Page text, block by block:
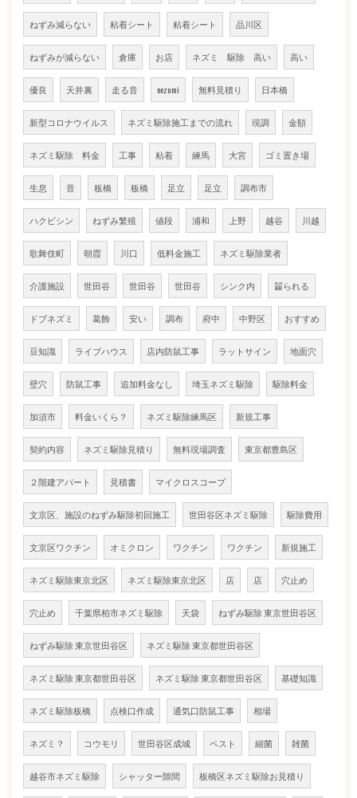
ねずみ減らない 粘着シート 粘着シート 品川区
ねずみが減らない 倉庫 お店 ネズミ 駆除 高い 高い
優良 天井裏 走る音 nezumi 無料見積り 日本橋
新型コロナウイルス ネズミ駆除施工までの流れ 現調 金額
ネズミ駆除 料金 工事 粘着 練馬 大宮 ゴミ置き場
生息 音 板橋 板橋 足立 足立 調布市
ハクビシン ねずみ繁殖 値段 浦和 上野 越谷 川越
歌舞伎町 朝霞 川口 低料金施工 ネズミ駆除業者
介護施設 世田谷 世田谷 世田谷 シンク内 齧られる
ドブネズミ 葛飾 安い 調布 府中 中野区 おすすめ
豆知識 ライブハウス 店内防鼠工事 ラットサイン 地面穴
壁穴 防鼠工事 追加料金なし 埼玉ネズミ駆除 駆除料金
加須市 料金いくら？ ネズミ駆除練馬区 新規工事
契約内容 ネズミ駆除見積り 無料現場調査 東京都豊島区
２階建アパート 見積書 マイクロスコープ
文京区、施設のねずみ駆除初回施工 世田谷区ネズミ駆除 駆除費用
文京区ワクチン オミクロン ワクチン ワクチン 新規施工
ネズミ駆除東京北区 ネズミ駆除東京北区 店 店 穴止め
穴止め 千葉県柏市ネズミ駆除 天袋 ねずみ駆除 東京世田谷区
ねずみ駆除 東京世田谷区 ネズミ駆除 東京都世田谷区
ネズミ駆除 東京都世田谷区 ネズミ駆除 東京都世田谷区 基礎知識
ネズミ駆除板橋 点検口作成 通気口防鼠工事 相場
ネズミ？ コウモリ 世田谷区成城 ペスト 細菌 雑菌
越谷市ネズミ駆除 シャッター隙間 板橋区ネズミ駆除お見積り